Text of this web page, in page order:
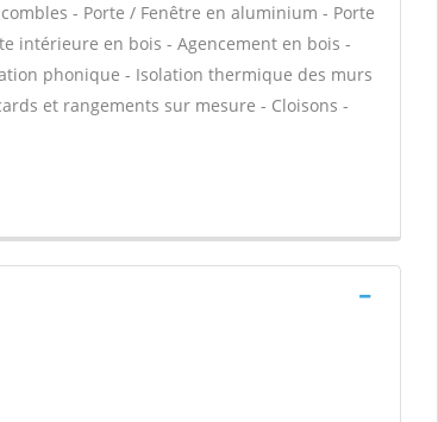
- Porte / Fenêtre en aluminium - Porte
intérieure en bois - Agencement en bois -
phonique - Isolation thermique des murs
et rangements sur mesure - Cloisons -